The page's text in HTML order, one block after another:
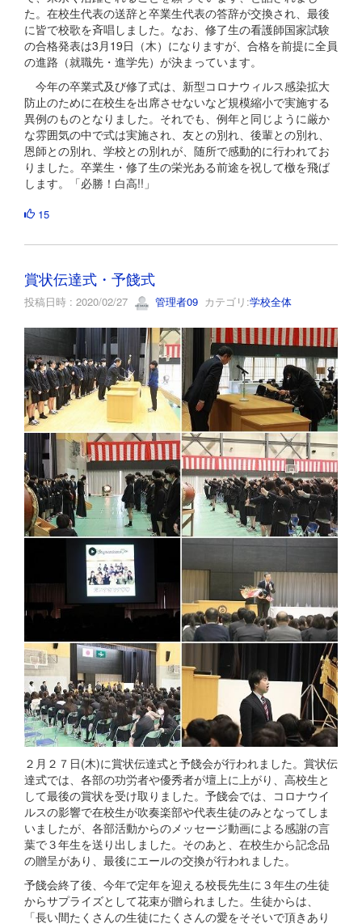
た。在校生代表の送辞と卒業生代表の答辞が交換され、最後
に皆で校歌を斉唱しました。なお、修了生の看護師国家試験
の合格発表は3月19日（木）になりますが、合格を前提に全員
の進路（就職先・進学先）が決まっています。
今年の卒業式及び修了式は、新型コロナウィルス感染拡大
防止のために在校生を出席させないなど規模縮小で実施する
異例のものとなりました。それでも、例年と同じように厳か
な雰囲気の中で式は実施され、友との別れ、後輩との別れ、
恩師との別れ、学校との別れが、随所で感動的に行われてお
りました。卒業生・修了生の栄光ある前途を祝して檄を飛ば
します。「必勝！白高!!」
15
賞状伝達式・予餞式
投稿日時 : 2020/02/27 管理者09 カテゴリ:学校全体
２月２７日(木)に賞状伝達式と予餞会が行われました。賞状伝
達式では、各部の功労者や優秀者が壇上に上がり、高校生と
して最後の賞状を受け取りました。予餞会では、コロナウイ
ルスの影響で在校生が吹奏楽部や代表生徒のみとなってしま
いましたが、各部活動からのメッセージ動画による感謝の言
葉で３年生を送り出しました。そのあと、在校生から記念品
の贈呈があり、最後にエールの交換が行われました。
予餞会終了後、今年で定年を迎える校長先生に３年生の生徒
からサプライズとして花束が贈られました。生徒からは、
「長い間たくさんの生徒にたくさんの愛をそそいで頂きあり